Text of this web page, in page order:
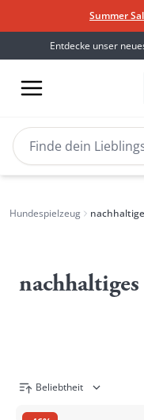
Summer
Entdecke unser
Hundespielzeug
Beliebtheit